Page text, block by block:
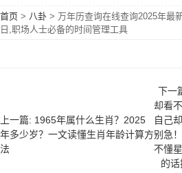
首页 > 八卦 > 万年历查询在线查询2025年最
日,职场人士必备的时间管理工具
上一篇: 1965年属什么生肖？2025
年多少岁？一文读懂生肖年龄计算方
法
下一
却看
自己
别急
不懂
的